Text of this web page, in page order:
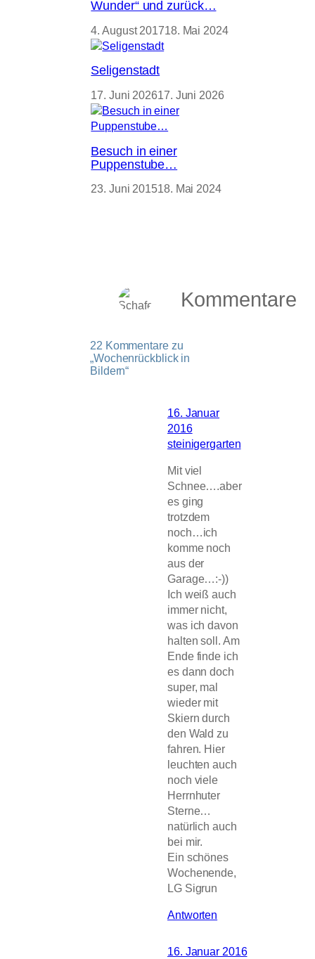
Wunder“ und zurück…
4. August 201718. Mai 2024
Seligenstadt
17. Juni 202617. Juni 2026
Besuch in einer
Puppenstube…
23. Juni 201518. Mai 2024
Kommentare
22 Kommentare zu
„Wochenrückblick in
Bildern“
16. Januar
2016
steinigergarten
Mit viel
Schnee….aber
es ging
trotzdem
noch…ich
komme noch
aus der
Garage…:-))
Ich weiß auch
immer nicht,
was ich davon
halten soll. Am
Ende finde ich
es dann doch
super, mal
wieder mit
Skiern durch
den Wald zu
fahren. Hier
leuchten auch
noch viele
Herrnhuter
Sterne…
natürlich auch
bei mir.
Ein schönes
Wochenende,
LG Sigrun
Antworten
16. Januar 2016